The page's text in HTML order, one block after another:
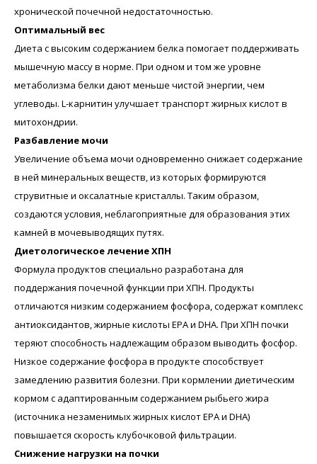
хронической почечной недостаточностью.
Оптимальный вес
Диета с высоким содержанием белка помогает поддерживать
мышечную массу в норме. При одном и том же уровне
метаболизма белки дают меньше чистой энергии, чем
углеводы. L-карнитин улучшает транспорт жирных кислот в
митохондрии.
Разбавление мочи
Увеличение объема мочи одновременно снижает содержание
в ней минеральных веществ, из которых формируются
струвитные и оксалатные кристаллы. Таким образом,
создаются условия, неблагоприятные для образования этих
камней в мочевыводящих путях.
Диетологическое лечение ХПН
Формула продуктов специально разработана для
поддержания почечной функции при ХПН. Продукты
отличаются низким содержанием фосфора, содержат комплекс
антиоксидантов, жирные кислоты ЕРА и DHA. При ХПН почки
теряют способность надлежащим образом выводить фосфор.
Низкое содержание фосфора в продукте способствует
замедлению развития болезни. При кормлении диетическим
кормом с адаптированным содержанием рыбьего жира
(источника незаменимых жирных кислот ЕРА и DHA)
повышается скорость клубочковой фильтрации.
Снижение нагрузки на почки